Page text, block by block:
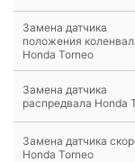
Замена датчика
положения
Honda Torneo
Замена датчика
распредвала Honda
Замена датчика
Honda Torneo